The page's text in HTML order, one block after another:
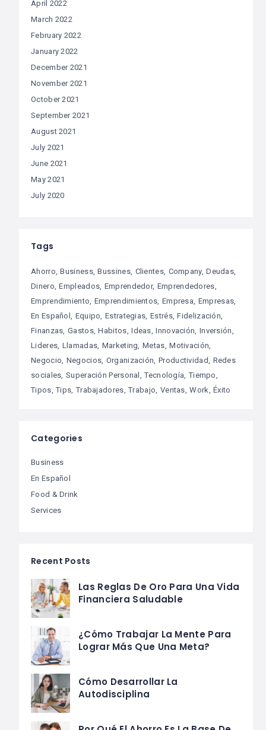
April 2022
March 2022
February 2022
January 2022
December 2021
November 2021
October 2021
September 2021
August 2021
July 2021
June 2021
May 2021
July 2020
Tags
Ahorro Business Bussines Clientes Company Deudas
Dinero Empleados Emprendedor Emprendedores
Emprendimiento Emprendimientos Empresa Empresas
En Español Equipo Estrategias Estrés Fidelización
Finanzas Gastos Habitos Ideas Innovación Inversión
Lideres Llamadas Marketing Metas Motivación
Negocio Negocios Organización Productividad Redes
sociales Superación Personal Tecnología Tiempo
Tipos Tips Trabajadores Trabajo Ventas Work Éxito
Categories
Business
En Español
Food & Drink
Services
Recent Posts
Las Reglas De Oro Para Una Vida
Financiera Saludable
¿Cómo Trabajar La Mente Para
Lograr Más Que Una Meta?
Cómo Desarrollar La
Autodisciplina